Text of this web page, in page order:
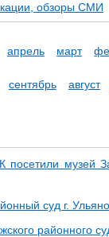
обзоры СМИ
апрель март
сентябрь август
посетили музей
суд г.
районного